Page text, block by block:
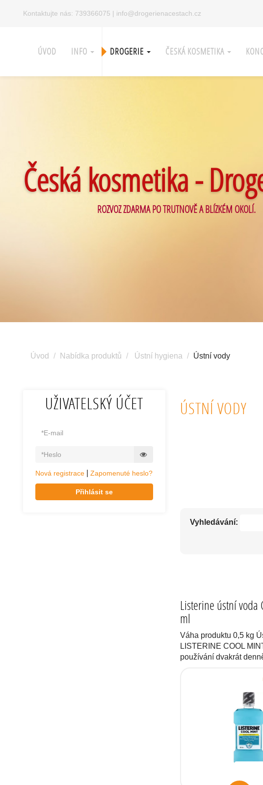
Kontaktujte nás: 739366075 | info@drogerienacestach.cz
ÚVOD INFO DROGERIE ČESKÁ KOSMETIKA
Česká kosmetika -
ROZVOZ ZDARMA PO TRUTNOVĚ A BLÍZKÉM OKOLÍ.
Úvod Nabídka produktů Ústní hygiena Ústní vody
UŽIVATELSKÝ ÚČET
Nová registrace Zapomenuté heslo?
Přihlásit se
ÚSTNÍ VODY
Vyhledávání:
Listerine ústní voda
ml
Váha produktu 0,5 kg
LISTERINE COOL
používání dvakrát